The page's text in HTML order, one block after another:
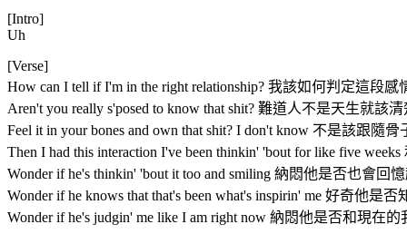
[Intro]
Uh
[Verse]
How can I tell if I'm in the right relationship? 我該如何判定這段
Aren't you really s'posed to know that shit? 難道人不是天生就該
Feel it in your bones and own that shit? I don't know 不是該跟隨
Then I had this interaction I've been thinkin' 'bout for like five
Wonder if he's thinkin' 'bout it too and smiling 納悶他是否也會回
Wonder if he knows that that's been what's inspirin' me 好奇他是
Wonder if he's judgin' me like I am right now 納悶他是否和現在